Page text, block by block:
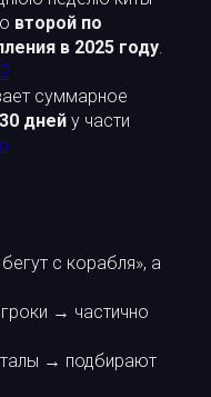
второй по
в 2025 году
суммарное
дней у части
с корабля», а
→ частично
→ подбирают